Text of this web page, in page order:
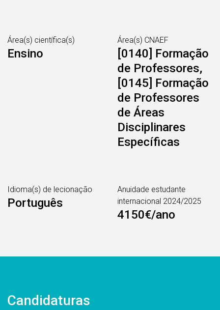
Área(s) científica(s)
Ensino
Área(s) CNAEF
[0140] Formação
de Professores,
[0145] Formação
de Professores
de Áreas
Disciplinares
Específicas
Idioma(s) de lecionação
Português
Anuidade estudante
internacional 2024/2025
4150€/ano
Candidaturas